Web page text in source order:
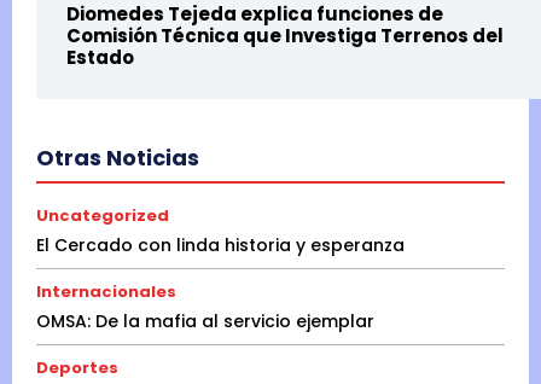
Diomedes Tejeda explica funciones de
Comisión Técnica que Investiga Terrenos del
Estado
Otras Noticias
Uncategorized
El Cercado con linda historia y esperanza
Internacionales
OMSA: De la mafia al servicio ejemplar
Deportes